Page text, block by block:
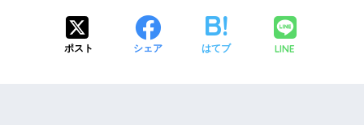
ポスト シェア はてブ LINE